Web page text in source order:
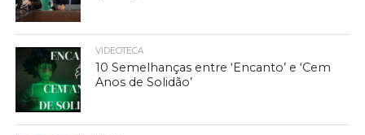
VIDEOTECA
10 Semelhanças entre ‘Encanto’ e ‘Cem
Anos de Solidão’